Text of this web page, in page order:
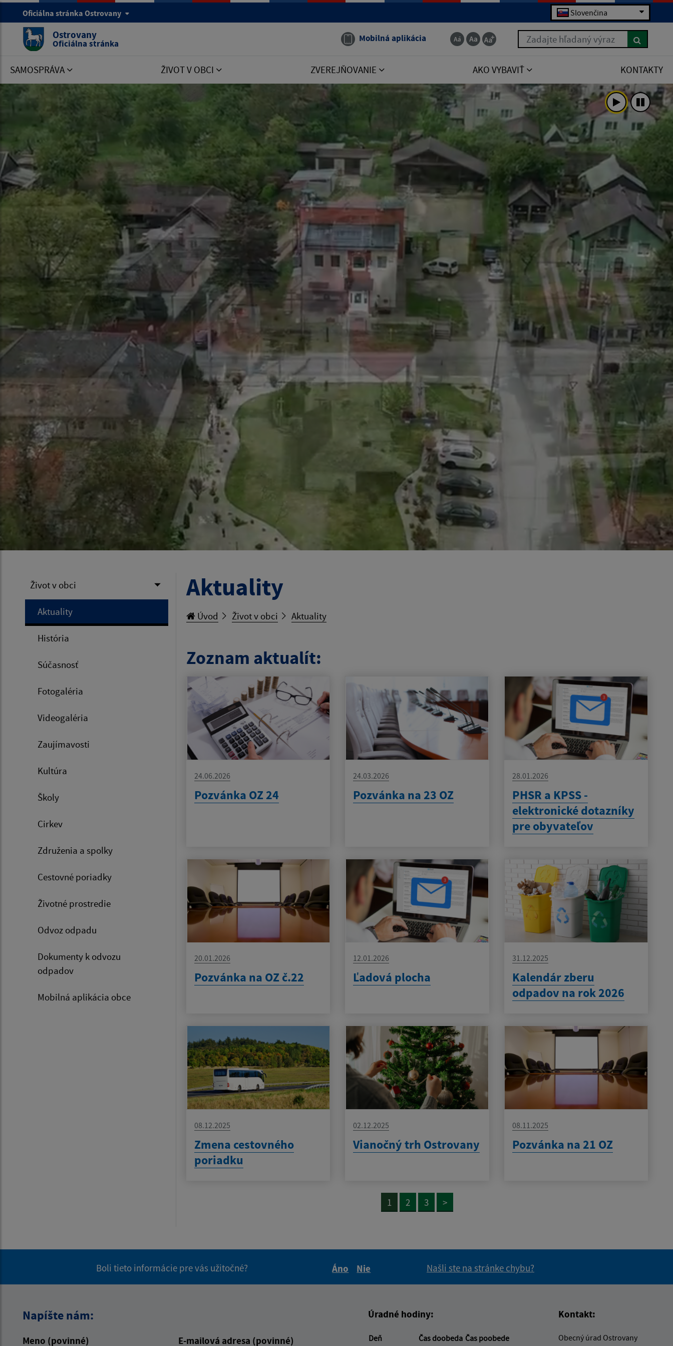
Oficiálna stránka Ostrovany Slovenčina
Ostrovany
Oficiálna stránka Mobilná aplikácia Zadajte hľadaný výraz
SAMOSPRÁVA ŽIVOT V OBCI ZVEREJŇOVANIE AKO VYBAVIŤ KONTAKTY
Život v obci
Aktuality
História
Súčasnosť
Fotogaléria
Videogaléria
Zaujímavosti
Kultúra
Školy
Cirkev
Združenia a spolky
Cestovné poriadky
Životné prostredie
Odvoz odpadu
Dokumenty k odvozu
odpadov
Mobilná aplikácia obce
Aktuality
Úvod Život v obci Aktuality
Zoznam aktualít:
24.06.2026
Pozvánka OZ 24
24.03.2026
Pozvánka na 23 OZ
28.01.2026
PHSR a KPSS -
elektronické dotazníky
pre obyvateľov
20.01.2026
Pozvánka na OZ č.22
12.01.2026
Ľadová plocha
31.12.2025
Kalendár zberu
odpadov na rok 2026
08.12.2025
Zmena cestovného
poriadku
02.12.2025
Vianočný trh Ostrovany
08.11.2025
Pozvánka na 21 OZ
1 2 3 >
Boli tieto informácie pre vás užitočné?
Áno
Nie
Našli ste na stránke chybu?
Napíšte nám:
Meno (povinné) E-mailová adresa (povinné)
Úradné hodiny:
Deň Čas doobeda Čas poobede
Kontakt:
Obecný úrad Ostrovany